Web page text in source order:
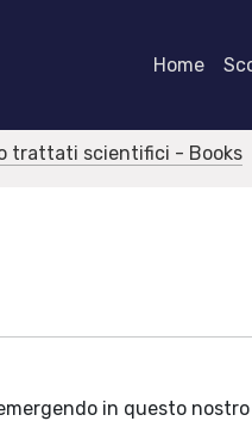
Home
o trattati scientifici - Books
in questo